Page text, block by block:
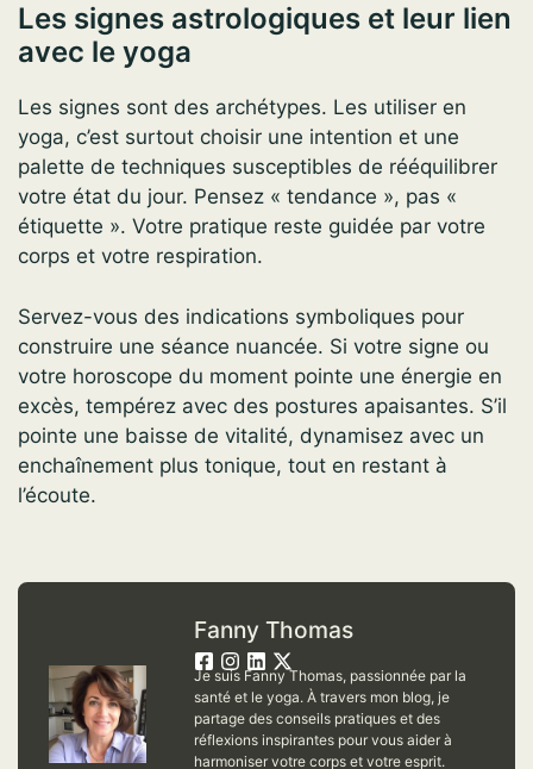
Les signes astrologiques et leur lien
avec le yoga
Les signes sont des archétypes. Les utiliser en
yoga, c’est surtout choisir une intention et une
palette de techniques susceptibles de rééquilibrer
votre état du jour. Pensez « tendance », pas «
étiquette ». Votre pratique reste guidée par votre
corps et votre respiration.
Servez-vous des indications symboliques pour
construire une séance nuancée. Si votre signe ou
votre horoscope du moment pointe une énergie en
excès, tempérez avec des postures apaisantes. S’il
pointe une baisse de vitalité, dynamisez avec un
enchaînement plus tonique, tout en restant à
l’écoute.
Fanny Thomas
Je suis Fanny Thomas, passionnée par la
santé et le yoga. À travers mon blog, je
partage des conseils pratiques et des
réflexions inspirantes pour vous aider à
harmoniser votre corps et votre esprit.